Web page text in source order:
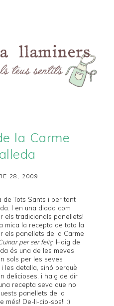
la Carme
28, 2009
de Tots Sants i per tant
I en una diada com
els tradicionals panellets!
mica la recepta de tota la
els panellets de la Carme
per ser feliç. Haig de
és una de les meves
sols per les seves
les detalla, sinó perquè
delicioses, i haig de dir
recepta seva que no
panellets de la
més! De-li-cio-sos!! :)